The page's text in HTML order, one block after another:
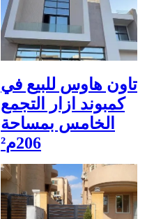
تاون هاوس للبيع في
كمبوند ازار التجمع
الخامس بمساحة
206م²
1,480,000 ج.م
20 February 2026